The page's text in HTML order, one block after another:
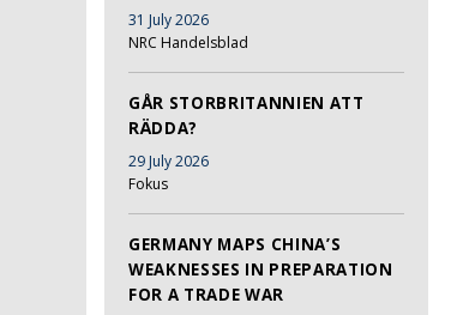
31 July 2026
NRC Handelsblad
GÅR STORBRITANNIEN ATT
RÄDDA?
29 July 2026
Fokus
GERMANY MAPS CHINA’S
WEAKNESSES IN PREPARATION
FOR A TRADE WAR